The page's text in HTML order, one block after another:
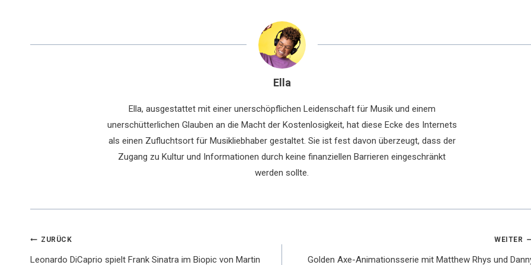
Ella
Ella, ausgestattet mit einer unerschöpflichen Leidenschaft für Musik und einem
unerschütterlichen Glauben an die Macht der Kostenlosigkeit, hat diese Ecke des Internets
als einen Zufluchtsort für Musikliebhaber gestaltet. Sie ist fest davon überzeugt, dass der
Zugang zu Kultur und Informationen durch keine finanziellen Barrieren eingeschränkt
werden sollte.
Beitragsnavigation
ZURÜCK
Leonardo DiCaprio spielt Frank Sinatra im Biopic von Martin
WEITER
Golden Axe-Animationsserie mit Matthew Rhys und